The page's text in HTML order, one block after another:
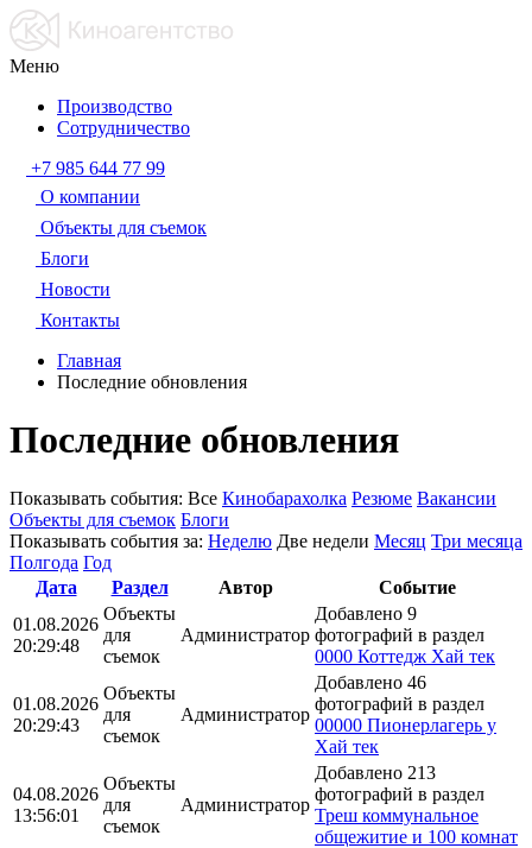
Меню
Производство
Сотрудничество
+7 985 644 77 99
О компании
Объекты для съемок
Блоги
Новости
Контакты
Главная
Последние обновления
Последние обновления
Показывать события: Все Кинобарахолка Резюме Вакансии
Объекты для съемок Блоги
Показывать события за: Неделю Две недели Месяц Три месяца
Полгода Год
Дата
Раздел Автор
Событие
01.08.2026
20:29:48
Объекты
для
съемок
Администратор
Добавлено 9
фотографий в раздел
0000 Коттедж Хай тек
01.08.2026
20:29:43
Объекты
для
съемок
Администратор
Добавлено 46
фотографий в раздел
00000 Пионерлагерь у
Хай тек
04.08.2026
13:56:01
Объекты
для
съемок
Администратор
Добавлено 213
фотографий в раздел
Треш коммунальное
общежитие и 100 комнат